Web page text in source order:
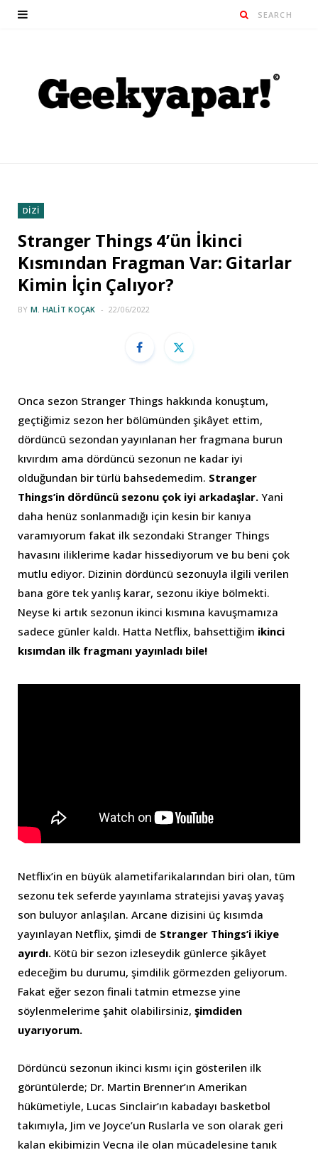
DİZİ
Stranger Things 4’ün İkinci
Kısmından Fragman Var: Gitarlar
Kimin İçin Çalıyor?
BY M. HALIT KOÇAK 22/06/2022
Onca sezon Stranger Things hakkında konuştum,
geçtiğimiz sezon her bölümünden şikâyet ettim,
dördüncü sezondan yayınlanan her fragmana burun
kıvırdım ama dördüncü sezonun ne kadar iyi
olduğundan bir türlü bahsedemedim. Stranger
Things’in dördüncü sezonu çok iyi arkadaşlar. Yani
daha henüz sonlanmadığı için kesin bir kanıya
varamıyorum fakat ilk sezondaki Stranger Things
havasını iliklerime kadar hissediyorum ve bu beni çok
mutlu ediyor. Dizinin dördüncü sezonuyla ilgili verilen
bana göre tek yanlış karar, sezonu ikiye bölmekti.
Neyse ki artık sezonun ikinci kısmına kavuşmamıza
sadece günler kaldı. Hatta Netflix, bahsettiğim ikinci
kısımdan ilk fragmanı yayınladı bile!
Netflix’in en büyük alametifarikalarından biri olan, tüm
sezonu tek seferde yayınlama stratejisi yavaş yavaş
son buluyor anlaşılan. Arcane dizisini üç kısımda
yayınlayan Netflix, şimdi de Stranger Things’i ikiye
ayırdı. Kötü bir sezon izleseydik günlerce şikâyet
edeceğim bu durumu, şimdilik görmezden geliyorum.
Fakat eğer sezon finali tatmin etmezse yine
söylenmelerime şahit olabilirsiniz, şimdiden
uyarıyorum.
Dördüncü sezonun ikinci kısmı için gösterilen ilk
görüntülerde; Dr. Martin Brenner’ın Amerikan
hükümetiyle, Lucas Sinclair’ın kabadayı basketbol
takımıyla, Jim ve Joyce’un Ruslarla ve son olarak geri
kalan ekibimizin Vecna ile olan mücadelesine tanık